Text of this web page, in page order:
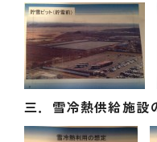
三．雪冷熱供給施設